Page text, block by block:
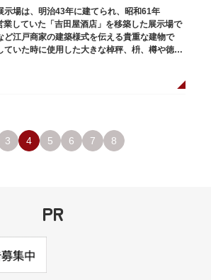
示場は、明治43年に建てられ、昭和61年
業していた「吉田屋酒店」を移築した展示場で
ど江戸商家の建築様式を伝える貴重な建物で
ていた時に使用した大きな棹秤、枡、樽や徳
を展示しています。
3 4 5 6 7 8
PR